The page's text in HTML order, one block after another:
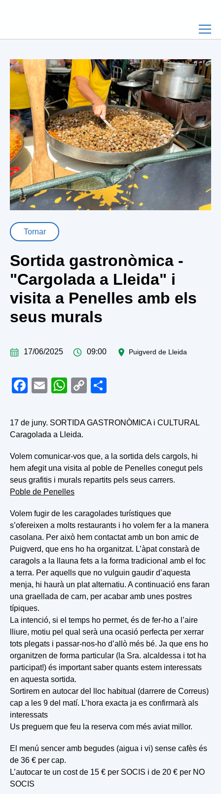
Tornar
Sortida gastronòmica -
"Cargolada a Lleida" i
visita a Penelles amb els
seus murals
17/06/2025 09:00 Puigverd de Lleida
Facebook
EmailWhatsApp
Copy
17 de juny. SORTIDA GASTRONÒMICA i CULTURAL
Caragolada a Lleida.
Volem comunicar-vos que, a la sortida dels cargols, hi
hem afegit una visita al poble de Penelles conegut pels
seus grafitis i murals repartits pels seus carrers.
Poble de Penelles
Volem fugir de les caragolades turístiques que
s’ofereixen a molts restaurants i ho volem fer a la manera
casolana. Per això hem contactat amb un bon amic de
Puigverd, que ens ho ha organitzat. L’àpat constarà de
caragols a la llauna fets a la forma tradicional amb el foc
a terra. Per aquells que no vulguin gaudir d’aquesta
menja, hi haurà un plat alternatiu. A continuació ens faran
una graellada de carn, per acabar amb unes postres
típiques.
La intenció, si el temps ho permet, és de fer-ho a l’aire
lliure, motiu pel qual serà una ocasió perfecta per xerrar
tots plegats i passar-nos-ho d’allò més bé. Ja que ens ho
organitzen de forma particular (la Sra. alcaldessa i tot ha
participat!) és important saber quants estem interessats
en aquesta sortida.
Sortirem en autocar del lloc habitual (darrere de Correus)
cap a les 9 del matí. L’hora exacta ja es confirmarà als
interessats
Us preguem que feu la reserva com més aviat millor.
El menú sencer amb begudes (aigua i vi) sense cafès és
de 36 € per cap.
L’autocar te un cost de 15 € per SOCIS i de 20 € per NO
SOCIS